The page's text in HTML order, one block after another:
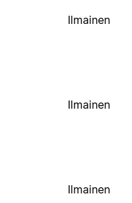
Ilmainen
Ilmainen
Ilmainen